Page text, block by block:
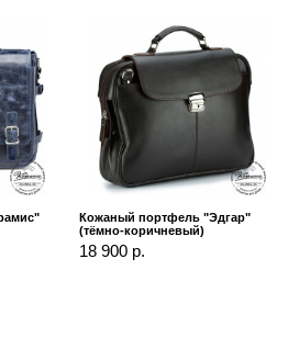
Кожаный портфель "Эдгар"
(тёмно-коричневый)
18 900 р.